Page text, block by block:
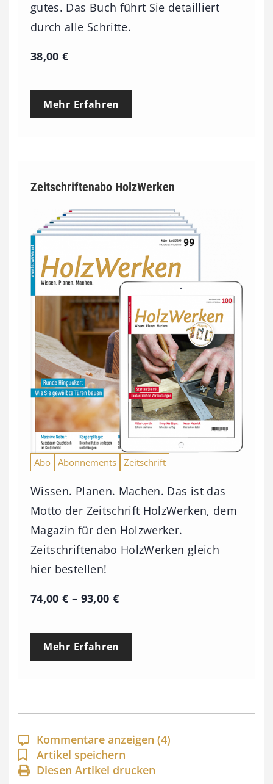
gutes. Das Buch führt Sie detailliert
durch alle Schritte.
38,00€
Mehr Erfahren
Zeitschriftenabo HolzWerken
Abo Abonnements Zeitschrift
Wissen. Planen. Machen. Das ist das
Motto der Zeitschrift HolzWerken, dem
Magazin für den Holzwerker.
Zeitschriftenabo HolzWerken gleich
hier bestellen!
74,00€ – 93,00 €P
e
p
a
n
n
Mehr Erfahren
Kommentare anzeigen (4)
Artikel speichern
Diesen Artikel drucken